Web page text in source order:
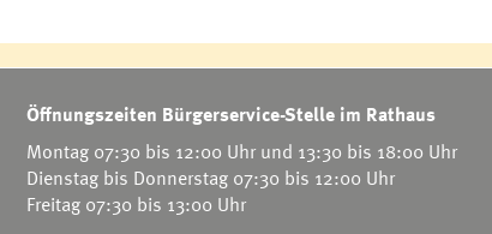
Öffnungszeiten Bürgerservice-Stelle im Rathaus
Montag 07:30 bis 12:00 Uhr und 13:30 bis 18:00 Uhr
Dienstag bis Donnerstag 07:30 bis 12:00 Uhr
Freitag 07:30 bis 13:00 Uhr